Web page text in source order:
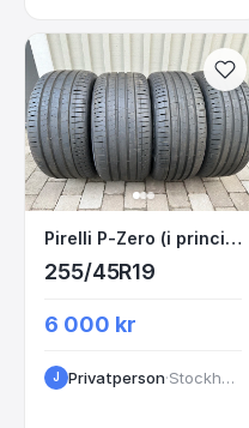
Pirelli P-Zero (i Pirelli P-Zero (i princip nya)
255/45R19
6 000 kr
J Privatperson· Stockholm